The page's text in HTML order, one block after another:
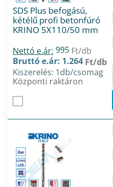
SDS Plus befogású,
kétélű profi betonfúró
KRINO 5X110/50 mm
Nettó e.ár: 995 Ft/db
Bruttó e.ár: 1.264 Ft/db
Kiszerelés: 1db/csomag
Központi raktáron